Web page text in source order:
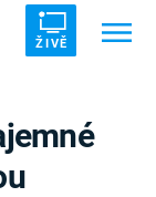
ŽIVĚ